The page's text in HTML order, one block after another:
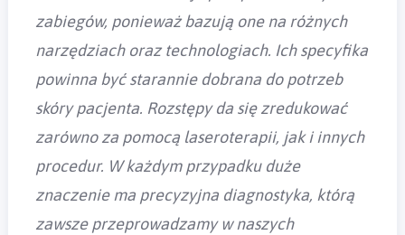
zabiegów, ponieważ bazują one na różnych
narzędziach oraz technologiach. Ich specyfika
powinna być starannie dobrana do potrzeb
skóry pacjenta. Rozstępy da się zredukować
zarówno za pomocą laseroterapii, jak i innych
procedur. W każdym przypadku duże
znaczenie ma precyzyjna diagnostyka, którą
zawsze przeprowadzamy w naszych